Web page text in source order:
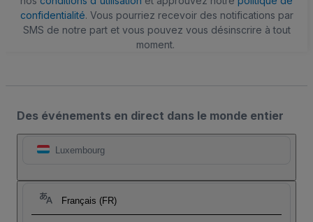
confidentialité. Vous pourriez recevoir des notifications par
SMS de notre part et vous pouvez vous désinscrire à tout
moment.
Des événements en direct dans le monde entier
Luxembourg
Français (FR)